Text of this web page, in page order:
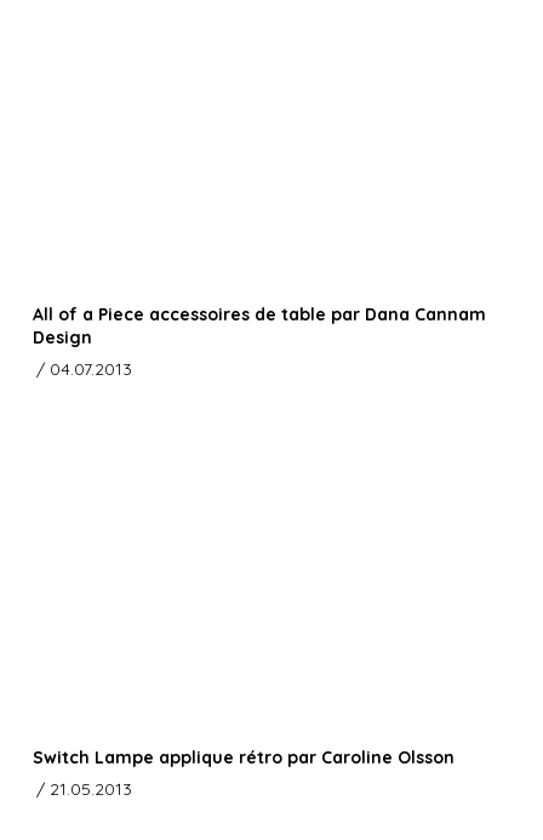
All of a Piece accessoires de table par Dana Cannam
Design
/ 04.07.2013
Switch Lampe applique rétro par Caroline Olsson
/ 21.05.2013